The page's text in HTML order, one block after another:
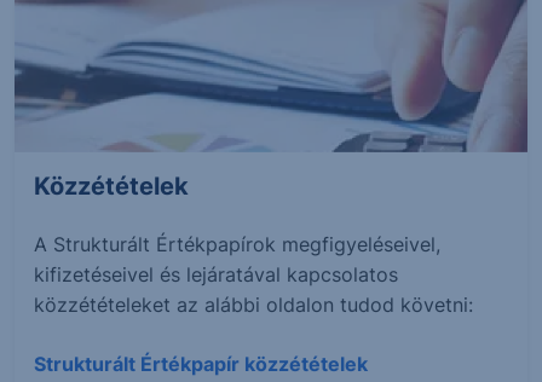
Közzétételek
A Strukturált Értékpapírok megfigyeléseivel,
kifizetéseivel és lejáratával kapcsolatos
közzétételeket az alábbi oldalon tudod követni:
Strukturált Értékpapír közzétételek